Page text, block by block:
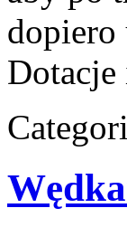
dopiero